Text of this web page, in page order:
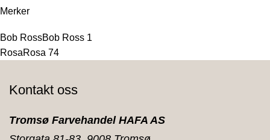
Merker
Bob RossBob Ross 1
RosaRosa 74
Kontakt oss
Tromsø Farvehandel HAFA AS